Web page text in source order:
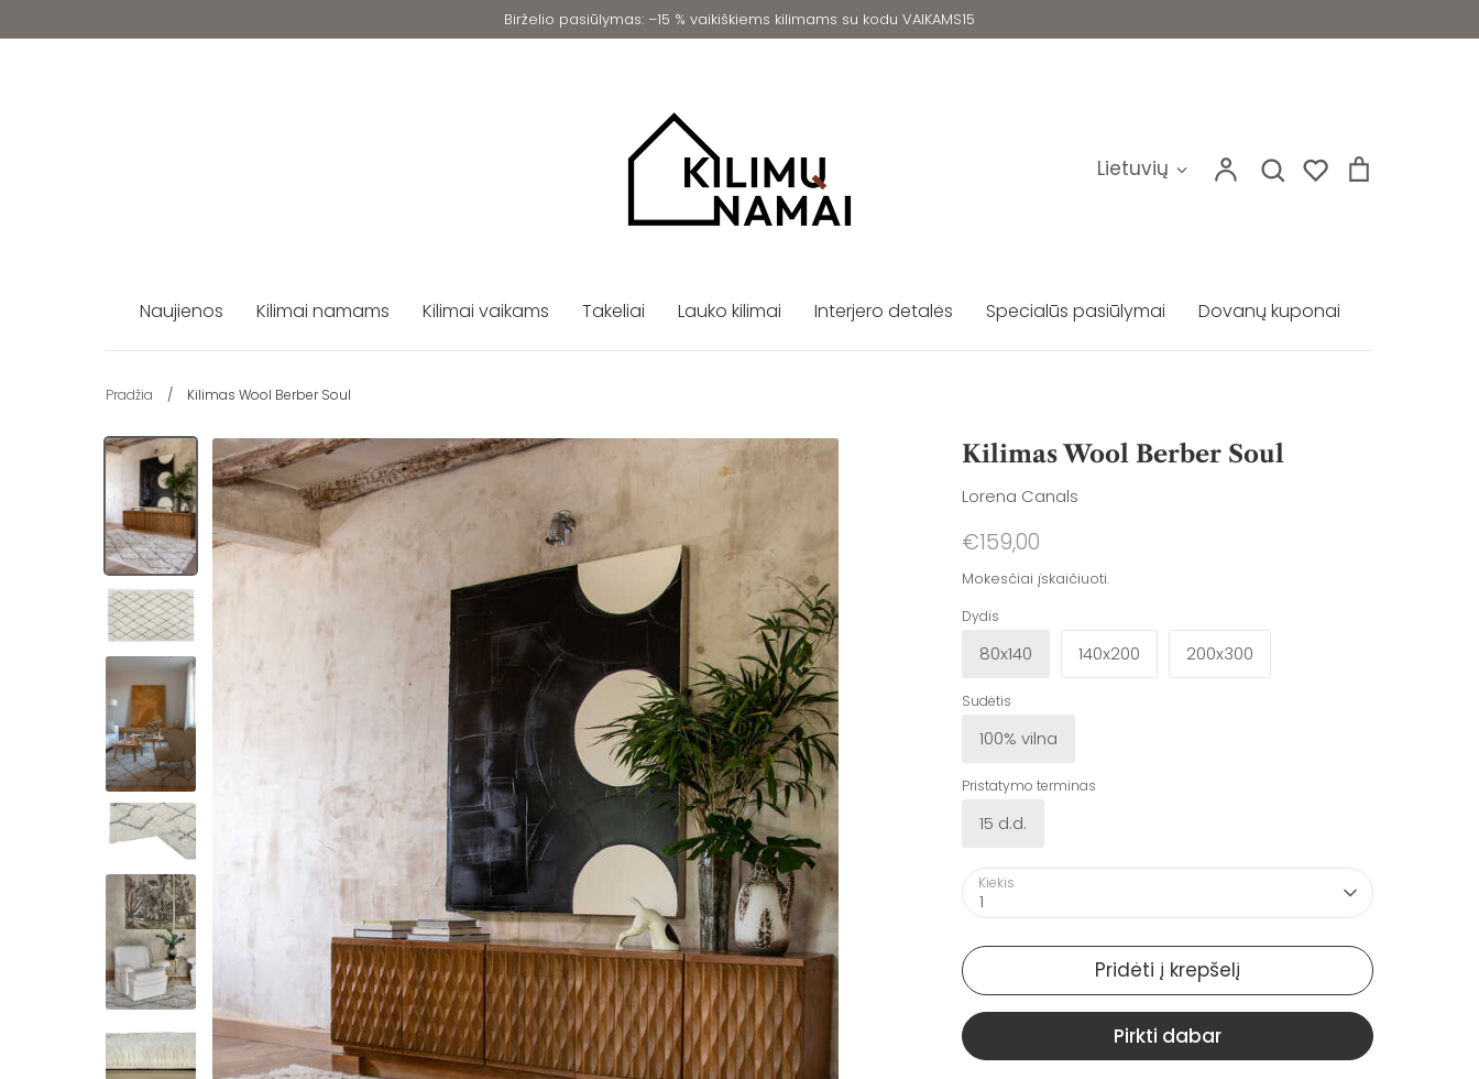
prie
Birželio pasiūlymas: –15 % vaikiškiems kilimams su kodu VAIKAMS15
Kalba
Lietuvių
Mano
paskyra
Ieškoti
Ieškoti
Naujienos Kilimai namams Kilimai vaikams Takeliai Lauko kilimai Interjero detalės Specialūs pasiūlymai Dovanų kuponai
Pradžia / Kilimas Wool Berber Soul
Kilimas Wool Berber Soul
Lorena Canals
€159,00
Mokesčiai įskaičiuoti.
Dydis
80x140 140x200 200x300
Sudėtis
100% vilna
Pristatymo terminas
15 d.d.
Kiekis
1
Pridėti į krepšelį
Pirkti dabar